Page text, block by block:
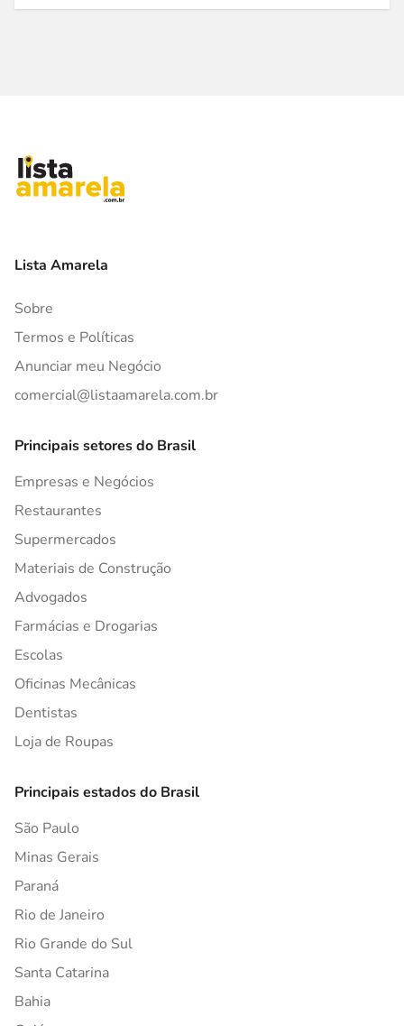
Lista Amarela
Sobre
Termos e Políticas
Anunciar meu Negócio
comercial@listaamarela.com.br
Principais setores do Brasil
Empresas e Negócios
Restaurantes
Supermercados
Materiais de Construção
Advogados
Farmácias e Drogarias
Escolas
Oficinas Mecânicas
Dentistas
Loja de Roupas
Principais estados do Brasil
São Paulo
Minas Gerais
Paraná
Rio de Janeiro
Rio Grande do Sul
Santa Catarina
Bahia